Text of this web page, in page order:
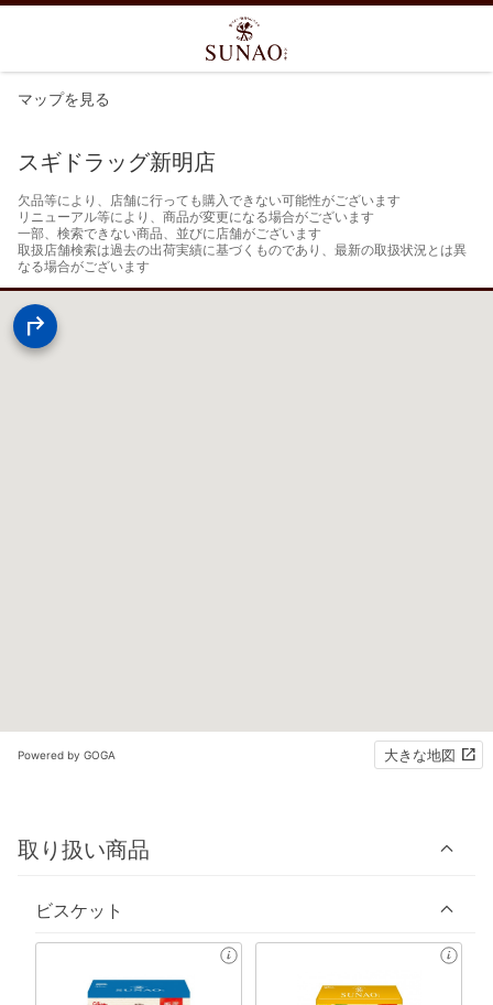
マップを見る
スギドラッグ新明店
欠品等により、店舗に行っても購入できない可能性がございます
リニューアル等により、商品が変更になる場合がございます
一部、検索できない商品、並びに店舗がございます
取扱店舗検索は過去の出荷実績に基づくものであり、最新の取扱状況とは異
なる場合がございます
Powered by GOGA 大きな地図
取り扱い商品
ビスケット